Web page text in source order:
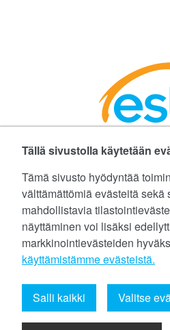
Tällä sivustolla käytetään
Tämä sivusto hyödyntää
välttämättömiä evästeitä sekä
mahdollistavia
näyttäminen voi lisäksi
markkinointievästeiden
käyttämistämme evästeistä.​​​​​​
Salli kaikki Valitse
Facebookissa
©Etelä-Suomen
Tietoa